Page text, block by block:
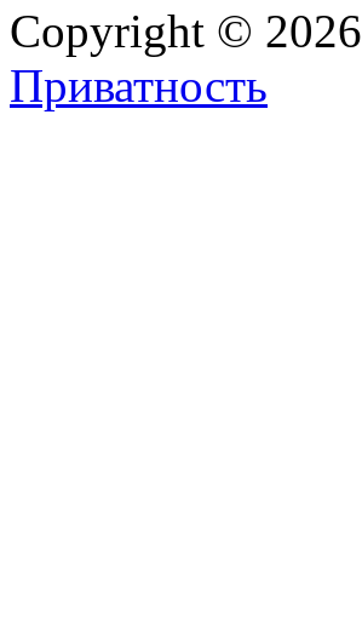
Copyright © 2026
Приватность